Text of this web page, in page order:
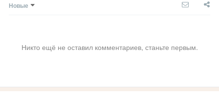
Новые
Никто ещё не оставил комментариев, станьте первым.